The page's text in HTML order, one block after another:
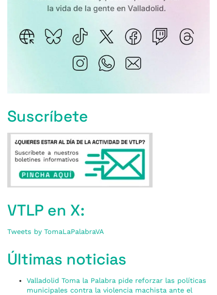
Suscríbete
VTLP en X:
Tweets by TomaLaPalabraVA
Últimas noticias
Valladolid Toma la Palabra pide reforzar las políticas
municipales contra la violencia machista ante el